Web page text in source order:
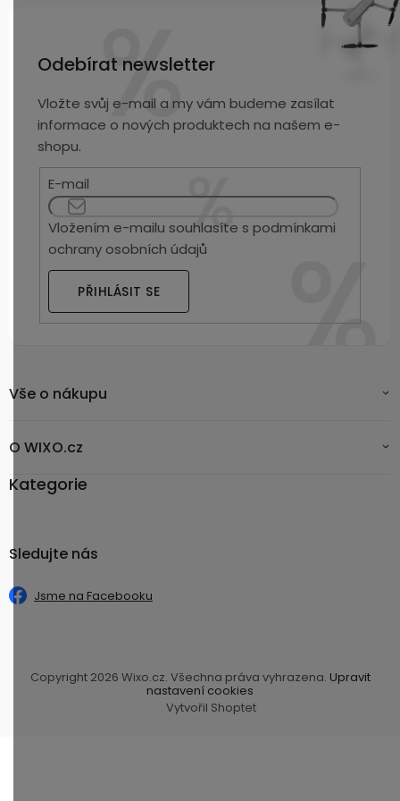
Odebírat newsletter
Vložte svůj e-mail a my vám budeme zasílat
informace o nových produktech na našem e-
shopu.
E-mail
Vložením e-mailu souhlasíte spodmínkami
ochrany osobních údajů
PŘIHLÁSIT SE
Vše o nákupu
O WIXO.cz
Kategorie
Sledujte nás
Jsme na Facebooku
Vytvořil Shoptet
Copyright 2026 Wixo.cz. Všechna práva vyhrazena. Upravit
nastavení cookies